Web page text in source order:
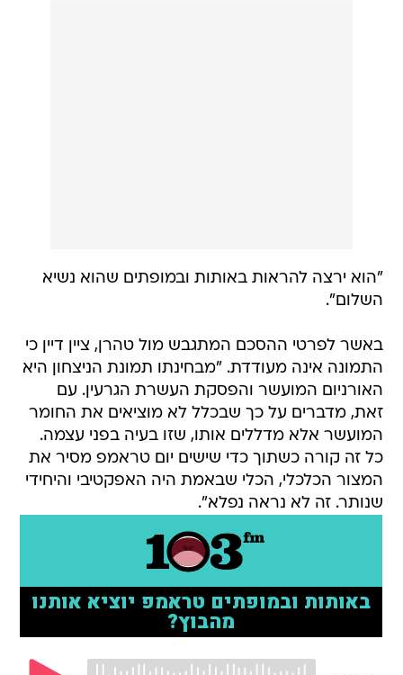
"הוא ירצה להראות באותות ובמופתים שהוא נשיא
השלום".
באשר לפרטי ההסכם המתגבש מול טהרן, ציין דיין כי
התמונה אינה מעודדת. "מבחינתו תמונת הניצחון היא
האורניום המועשר והפסקת העשרת הגרעין. עם
זאת, מדברים על כך שבכלל לא מוציאים את החומר
המועשר אלא מדללים אותו, שזו בעיה בפני עצמה.
כל זה קורה כשתוך כדי שישים יום טראמפ מסיר את
המצור הכלכלי, הכלי שבאמת היה האפקטיבי והיחידי
שנותר. זה לא נראה נפלא".